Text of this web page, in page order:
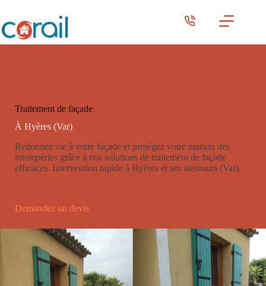
contenu
Traitement de façade
À Hyères (Var)
Redonnez vie à votre façade et protégez votre maison des
intempéries grâce à nos solutions de traitement de façade
efficaces. Intervention rapide à Hyères et ses alentours (Var).
Demandez un devis